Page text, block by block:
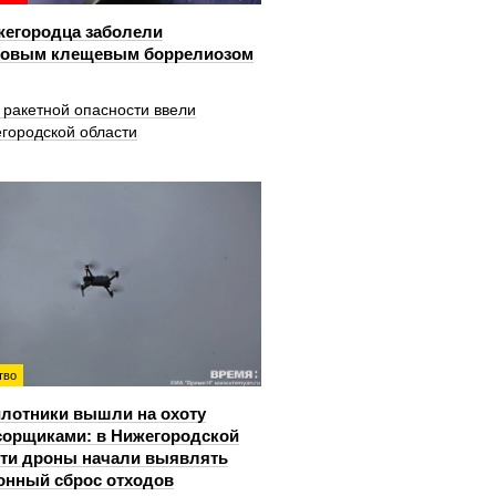
заболели
клещевым боррелиозом
опасности ввели
области
вышли на охоту
в Нижегородской
дроны начали выявлять
сброс отходов